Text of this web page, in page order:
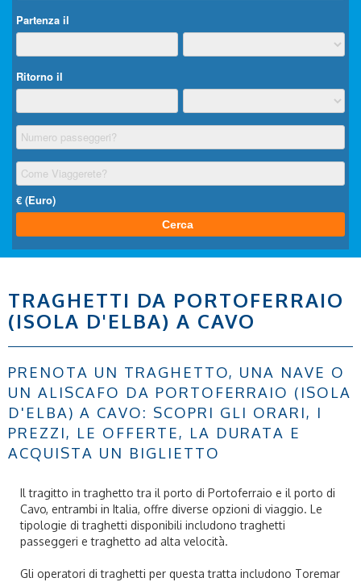
TRAGHETTI DA PORTOFERRAIO
(ISOLA D'ELBA) A CAVO
PRENOTA UN TRAGHETTO, UNA NAVE O
UN ALISCAFO DA PORTOFERRAIO (ISOLA
D'ELBA) A CAVO: SCOPRI GLI ORARI, I
PREZZI, LE OFFERTE, LA DURATA E
ACQUISTA UN BIGLIETTO
Il tragitto in traghetto tra il porto di Portoferraio e il porto di
Cavo, entrambi in Italia, offre diverse opzioni di viaggio. Le
tipologie di traghetti disponibili includono traghetti
passeggeri e traghetto ad alta velocità.
Gli operatori di traghetti per questa tratta includono Toremar